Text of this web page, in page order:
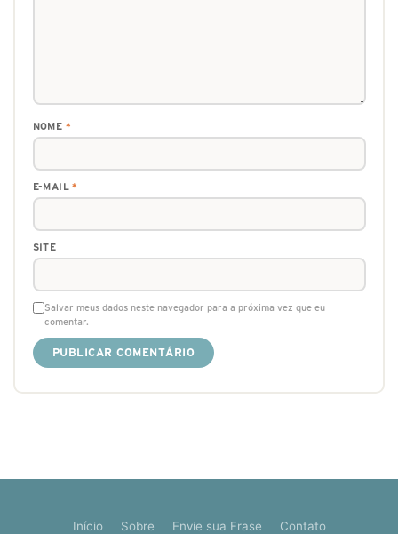
NOME *
E-MAIL*
SITE
Salvar meus dados neste navegador para a próxima vez que eu
comentar.
Início Sobre Envie sua Frase Contato